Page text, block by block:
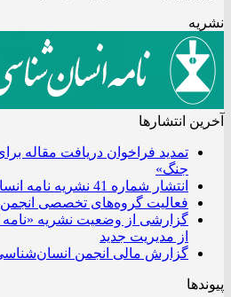
نشریه
آخرین انتشار‌ها
تمدید فراخوان دریافت مقاله
جنگ»
انتشار شماره 41 نشریه نامه انسان‌شناسی
فعالیت گروه‌های تخصصی انجمن
گزارشی از وضعیت نشریه
از مدیریت جدید
گزارش مالی انجمن انسان‌شناسی
پیوندها